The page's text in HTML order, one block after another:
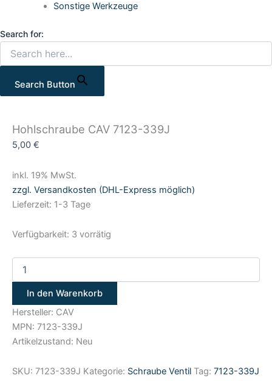
Sonstige Werkzeuge
Search for:
Search Button
Hohlschraube CAV 7123-339J
5,00 €
inkl. 19% MwSt.
zzgl. Versandkosten (DHL-Express möglich)
Lieferzeit: 1-3 Tage
Verfügbarkeit: 3 vorrätig
In den Warenkorb
Hersteller: CAV
MPN: 7123-339J
Artikelzustand: Neu
SKU: 7123-339J Kategorie: Schraube Ventil Tag: 7123-339J